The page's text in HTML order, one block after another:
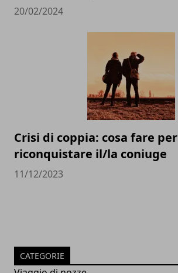
20/02/2024
Crisi di coppia: cosa fare per
riconquistare il/la coniuge
11/12/2023
CATEGORIE